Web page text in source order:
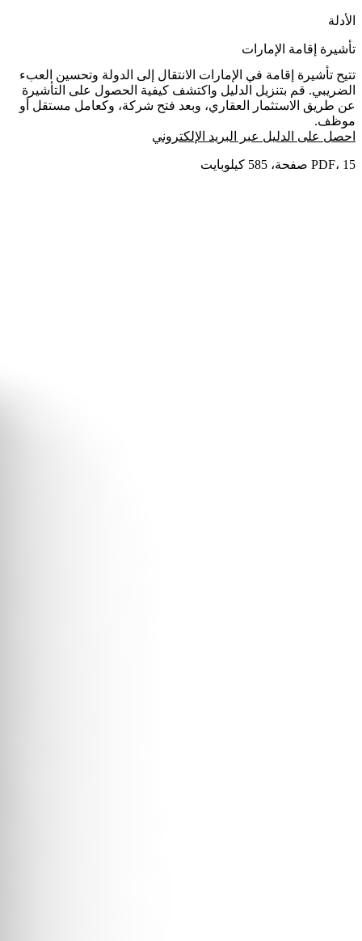
الأدلة
تأشيرة إقامة الإمارات
تتيح تأشيرة إقامة في الإمارات الانتقال إلى الدولة وتحسين العبء
الضريبي. قم بتنزيل الدليل واكتشف كيفية الحصول على التأشيرة
عن طريق الاستثمار العقاري، وبعد فتح شركة، وكعامل مستقل أو
موظف.
احصل على الدليل عبر البريد الإلكتروني
PDF، 15 صفحة، 585 كيلوبايت